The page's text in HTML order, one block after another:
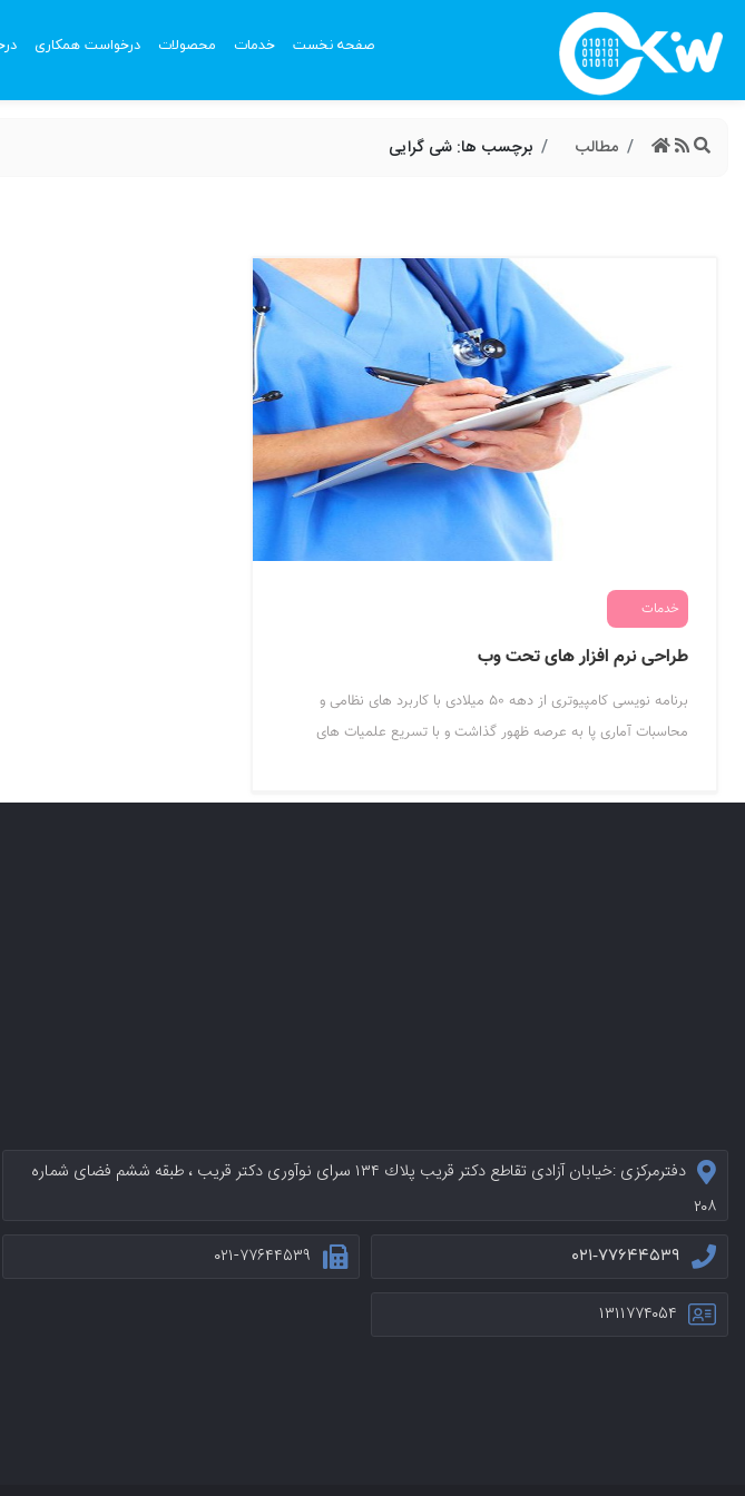
صفحه نخست خدمات محصولات درخواست همکاری
مطالب برچسب ها: شی گرایی
خدمات
طراحی نرم افزار های تحت وب
برنامه نویسی کامپیوتری از دهه ۵۰ میلادی با کاربرد های نظامی و
محاسبات آماری پا به عرصه ظهور گذاشت و با تسریع علمیات های
دفترمرکزی :خيابان آزادی تقاطع دکتر قریب پلاك ۱۳۴ سرای نوآوری دکتر قریب ، طبقه ششم فضای شماره
۲۰۸
۰۲۱-۷۷۶۴۴۵۳۹ ۰۲۱-۷۷۶۴۴۵۳۹